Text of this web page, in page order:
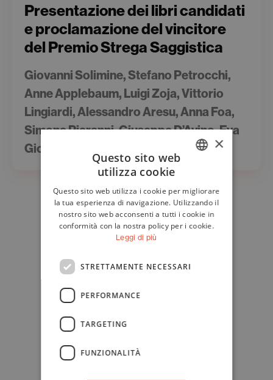
Presentazione dei libri candidati
e proclamazione del vincitore
del Premio Strega Saggistica
Giovanni Solimine, Stefano Petrocchi,
Anne Applebaum, Luigi Zoja, Vittorio
Lingiardi, Alessandro Aresu, Anna Foa,
Simone Pieranni, Giuseppe D’Avino, Eva
Giovannini, Antonella Ferrara
ENGLISH
×
Questo sito web
utilizza cookie
Questo sito web utilizza i cookie per migliorare
la tua esperienza di navigazione. Utilizzando il
nostro sito web acconsenti a tutti i cookie in
conformità con la nostra policy per i cookie.
Leggi di più
STRETTAMENTE NECESSARI
PERFORMANCE
TARGETING
FUNZIONALITÀ